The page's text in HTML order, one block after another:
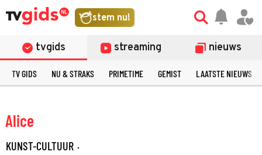
stem nu!
tvgids streaming nieuws
TV GIDS NU & STRAKS PRIMETIME GEMIST LAATSTE NIEUWS
Alice
KUNST-CULTUUR ·